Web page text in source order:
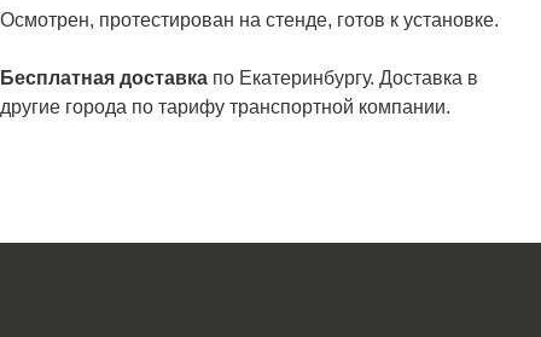
Осмотрен, протестирован на стенде, готов к установке.
Бесплатная доставка по Екатеринбургу. Доставка в
другие города по тарифу транспортной компании.